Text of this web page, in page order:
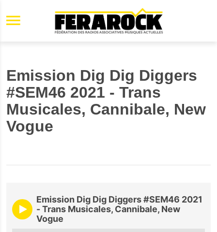
Aller au contenu principal
Emission Dig Dig Diggers
#SEM46 2021 - Trans
Musicales, Cannibale, New
Vogue
Emission Dig Dig Diggers #SEM46 2021
- Trans Musicales, Cannibale, New
Vogue